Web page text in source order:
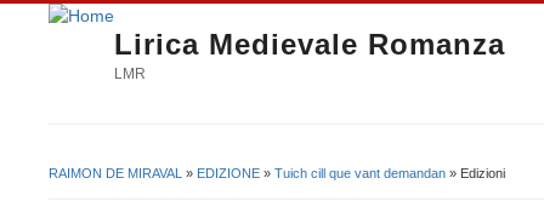
Lirica Medievale Romanza
LMR
RAIMON DE MIRAVAL » EDIZIONE » Tuich cill que vant demandan » Edizioni